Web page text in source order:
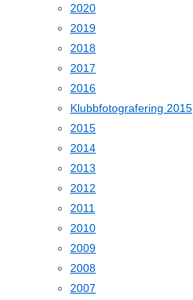
2020
2019
2018
2017
2016
Klubbfotografering 2015
2015
2014
2013
2012
2011
2010
2009
2008
2007